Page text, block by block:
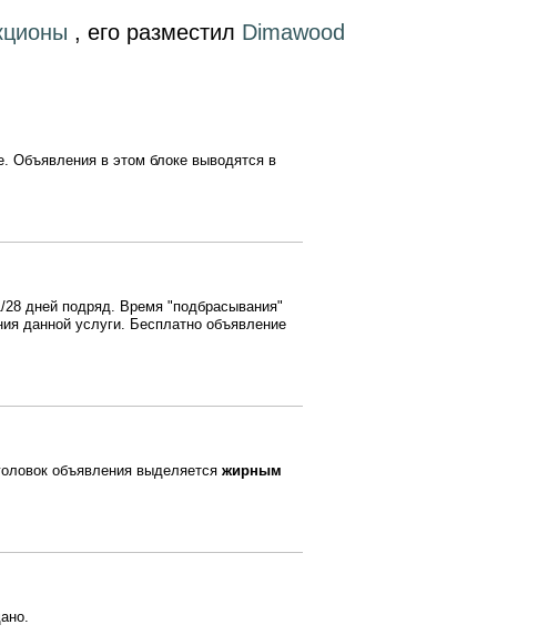
, его разместил Dimawood
Объявления в этом блоке выводятся в
28 дней подряд. Время "подбрасывания"
данной услуги. Бесплатно объявление
объявления выделяется жирным